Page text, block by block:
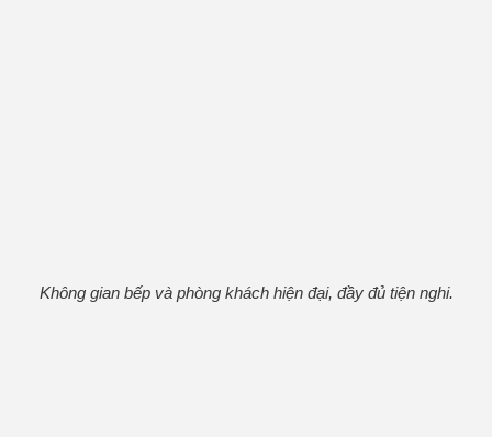
Không gian bếp và phòng khách hiện đại, đầy đủ tiện nghi.